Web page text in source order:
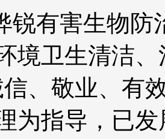
有害生物防
境卫生清洁
、敬业、有
为指导，已